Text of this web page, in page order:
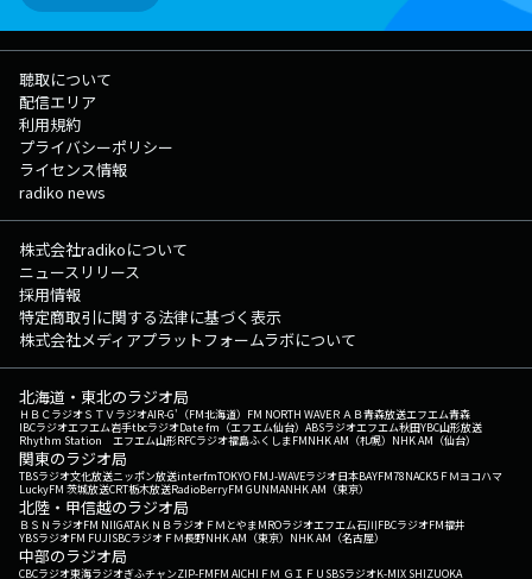
聴取について
配信エリア
利用規約
プライバシーポリシー
ライセンス情報
radiko news
株式会社radikoについて
ニュースリリース
採用情報
特定商取引に関する法律に基づく表示
株式会社メディアプラットフォームラボについて
北海道・東北のラジオ局
ＨＢＣラジオＳＴＶラジオAIR-G'（FM北海道） FM NORTH WAVEＲＡＢ青森放送エフエム青森
IBCラジオエフエム岩手tbcラジオDate fm（エフエム仙台） ABSラジオエフエム秋田YBC山形放送
Rhythm Station エフエム山形RFCラジオ福島ふくしまFMNHK AM（札幌） NHK AM（仙台）
関東のラジオ局
TBSラジオ文化放送ニッポン放送interfmTOKYO FMJ-WAVEラジオ日本BAYFM78NACK5 ＦＭヨコハマ
LuckyFM 茨城放送CRT栃木放送RadioBerryFM GUNMANHK AM（東京）
北陸・甲信越のラジオ局
ＢＳＮラジオFM NIIGATAＫＮＢラジオ ＦＭとやまMROラジオエフエム石川FBCラジオFM福井
YBSラジオFM FUJISBCラジオ ＦＭ長野NHK AM（東京） NHK AM（名古屋）
中部のラジオ局
CBCラジオ東海ラジオぎふチャンZIP-FMFM AICHI ＦＭ ＧＩＦＵ SBSラジオK-MIX SHIZUOKA